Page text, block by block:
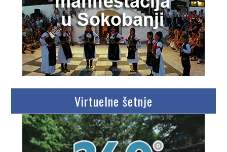
Virtuelne šetnje